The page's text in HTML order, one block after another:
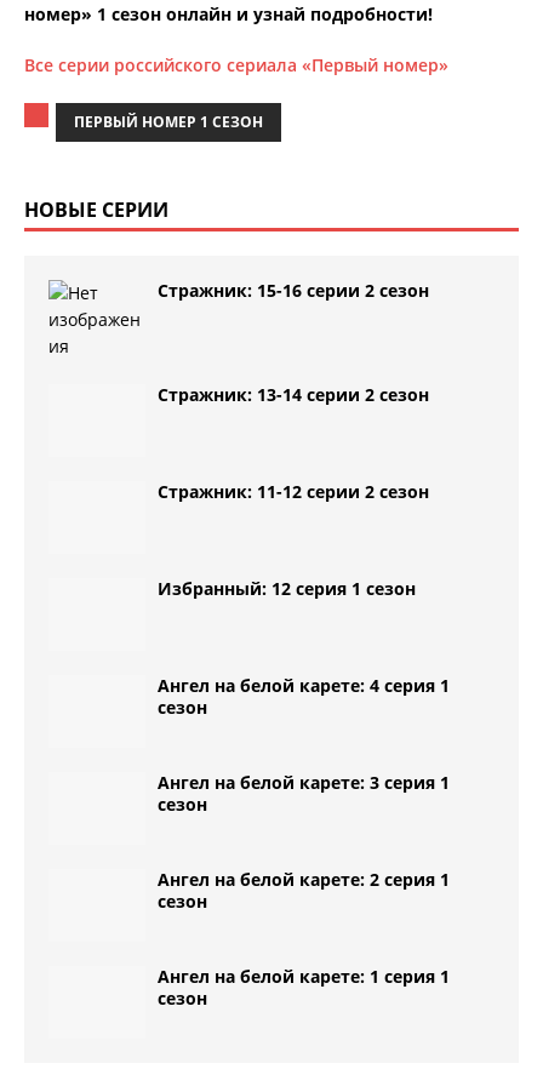
номер» 1 сезон онлайн и узнай подробности!
Все серии российского сериала «Первый номер»
ПЕРВЫЙ НОМЕР 1 СЕЗОН
НОВЫЕ СЕРИИ
Стражник: 15-16 серии 2 сезон
Стражник: 13-14 серии 2 сезон
Стражник: 11-12 серии 2 сезон
Избранный: 12 серия 1 сезон
Ангел на белой карете: 4 серия 1
сезон
Ангел на белой карете: 3 серия 1
сезон
Ангел на белой карете: 2 серия 1
сезон
Ангел на белой карете: 1 серия 1
сезон